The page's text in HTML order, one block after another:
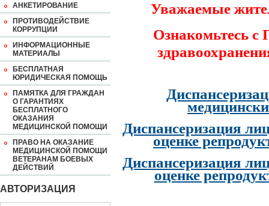
АНКЕТИРОВАНИЕ
ПРОТИВОДЕЙСТВИЕ
КОРРУПЦИИ
ИНФОРМАЦИОННЫЕ
МАТЕРИАЛЫ
БЕСПЛАТНАЯ
ЮРИДИЧЕСКАЯ ПОМОЩЬ
ПАМЯТКА ДЛЯ ГРАЖДАН
О ГАРАНТИЯХ
БЕСПЛАТНОГО
ОКАЗАНИЯ
МЕДИЦИНСКОЙ ПОМОЩИ
ПРАВО НА ОКАЗАНИЕ
МЕДИЦИНСКОЙ ПОМОЩИ
ВЕТЕРАНАМ БОЕВЫХ
ДЕЙСТВИЙ
АВТОРИЗАЦИЯ
Уважаемые
Ознакомьтесь
Диспансеризация
оценке
Диспансеризация
оценке